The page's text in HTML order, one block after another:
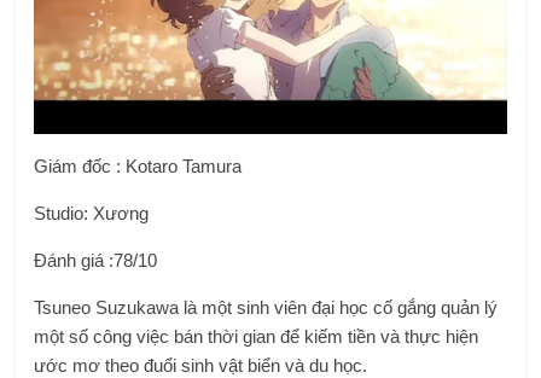
Giám đốc : Kotaro Tamura
Studio: Xương
Đánh giá :78/10
Tsuneo Suzukawa là một sinh viên đại học cố gắng quản lý
một số công việc bán thời gian để kiếm tiền và thực hiện
ước mơ theo đuổi sinh vật biển và du học.